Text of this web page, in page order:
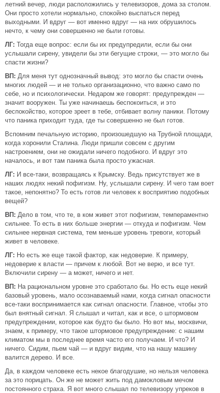
летний вечер, люди расположились у телевизоров, дома за столом.
Они просто хотели нормально, спокойно выспаться перед
выходными. И вдруг — вот именно вдруг — на них обрушилось
нечто, к чему они совершенно не были готовы.
ЛГ: Тогда еще вопрос: если бы их предупредили, если бы они
услышали сирену, увидели бы эти бегущие строки, — это могло бы
спасти жизни?
ВП: Для меня тут однозначный вывод: это могло бы спасти очень
многих людей — и не только организационно, что важно само по
себе, но и психологически. Недаром же говорят: предупрежден —
значит вооружен. Ты уже начинаешь беспокоиться, и это
беспокойство, которое зреет в тебе, отбивает волну паники. Потому
что паника приходит туда, где ты совершенно не был готов.
Вспомним печальную историю, произошедшую на Трубной площади,
когда хоронили Сталина. Люди пришли совсем с другим
настроением, они не ожидали ничего подобного. И вдруг это
началось, и вот там паника была просто ужасная.
ЛГ: И все-таки, возвращаясь к Крымску. Ведь присутствует же в
наших людях некий пофигизм. Ну, услышали сирену. И чего там воет
такое, непонятно? То есть готов ли человек к восприятию подобных
вещей?
ВП: Дело в том, что те, в ком живет этот пофигизм, темпераментно
сильнее. То есть в них больше энергии — откуда и пофигизм. Чем
сильнее нервная система, тем меньше уровень тревоги, который
живет в человеке.
ЛГ: Но есть же еще такой фактор, как недоверие. К примеру,
недоверие к власти — причем к любой. Вот не верю, и все тут.
Включили сирену — а может, ничего и нет.
ВП: На рациональном уровне это сработало бы. Но есть еще некий
базовый уровень, мало осознаваемый нами, когда сигнал опасности
все-таки воспринимается как сигнал опасности. Главное, чтобы это
был внятный сигнал. Я слышал и читал, как и все, о штормовом
предупреждении, которое как будто бы было. Но вот мы, москвичи,
знаем, к примеру, что такое штормовое предупреждение: с нашим
климатом мы в последнее время часто его получаем. И что? И
ничего. Сидим, пьем чай — и вдруг видим, что на нашу машину
валится дерево. И все.
Да, в каждом человеке есть некое благодушие, но нельзя человека
за это порицать. Он же не может жить под дамокловым мечом
постоянного страха. Я вот много слышал по телевизору упреков в